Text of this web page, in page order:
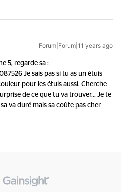
Forum|Forum|11 years ago
5, regarde sa :
Je sais pas si tu as un étuis
pour les étuis aussi. Cherche
de ce que tu va trouver... Je te
va duré mais sa coûte pas cher